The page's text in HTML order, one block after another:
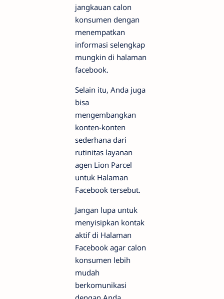
jangkauan calon
konsumen dengan
menempatkan
informasi selengkap
mungkin di halaman
facebook.
Selain itu, Anda juga
bisa
mengembangkan
konten-konten
sederhana dari
rutinitas layanan
agen Lion Parcel
untuk Halaman
Facebook tersebut.
Jangan lupa untuk
menyisipkan kontak
aktif di Halaman
Facebook agar calon
konsumen lebih
mudah
berkomunikasi